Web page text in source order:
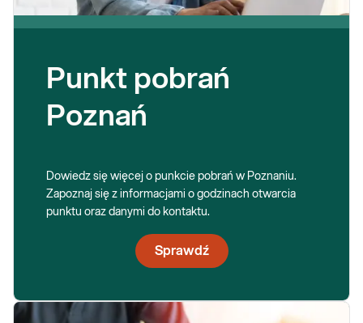
Punkt pobrań
Poznań
Dowiedz się więcej o punkcie pobrań w Poznaniu.
Zapoznaj się z informacjami o godzinach otwarcia
punktu oraz danymi do kontaktu.
Sprawdź